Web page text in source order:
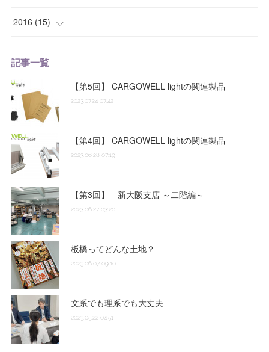
( 2)
( 1)
(1)
(2)
(2)
(3)
(3)
(1)
(2)
(6)
(1)
2016 (15)
(6)
記事一覧
【第5回】 CARGOWELL lightの関連製品
2023.07.24 07:42
【第4回】 CARGOWELL lightの関連製品
2023.06.28 07:19
【第3回】 新大阪支店 ～二階編～
2023.06.27 03:20
板橋ってどんな土地？
2023.06.07 09:10
文系でも理系でも大丈夫
2023.05.22 04:51